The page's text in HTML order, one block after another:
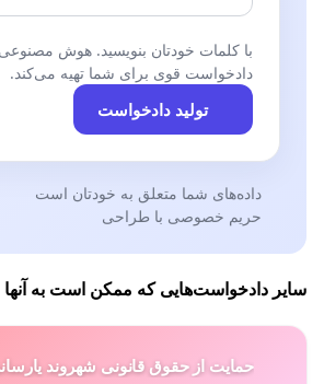
با کلمات خودتان بنویسید. هوش
دادخواست قوی برای شما تهیه می‌کند.
تولید دادخواست
داده‌های شما متعلق به خودتان است
حریم خصوصی با طراحی
سایر دادخواست‌هایی که ممکن است به آنها
حمایت از حقوق قانونی شهروند